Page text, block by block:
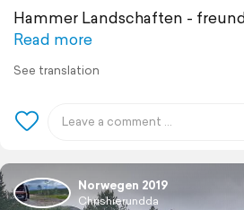
Hammer Landschaften -
Read more
See translation
Norwegen 2019
Chrishierundda